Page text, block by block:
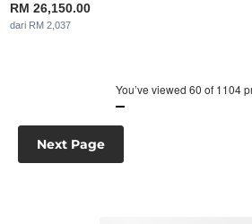
RM 26,150.00
dari RM 2,037
You’ve viewed 60 of 1104
Next Page